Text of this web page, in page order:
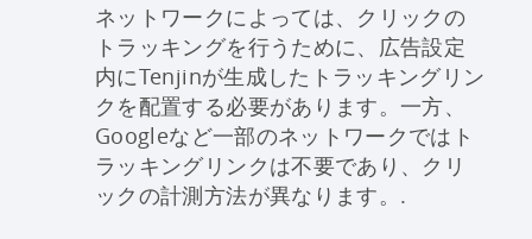
ネットワークによっては、クリックの
トラッキングを行うために、広告設定
内にTenjinが生成したトラッキングリン
クを配置する必要があります。一方、
Googleなど一部のネットワークではト
ラッキングリンクは不要であり、クリ
ックの計測方法が異なります。.